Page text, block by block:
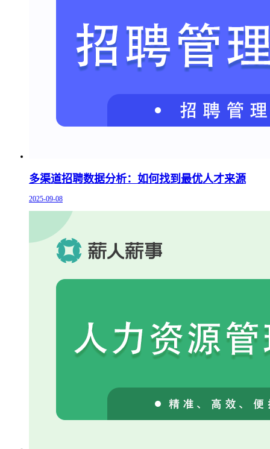
多渠道招聘数据分析：如何找到最优人才来源
2025-09-08